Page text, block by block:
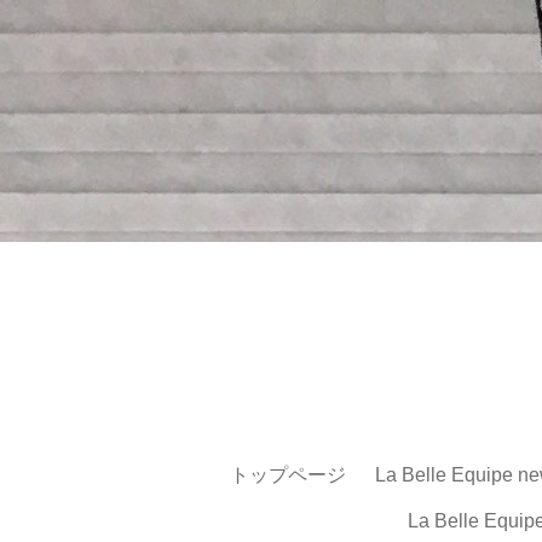
トップページ La Belle Equipe
La Belle